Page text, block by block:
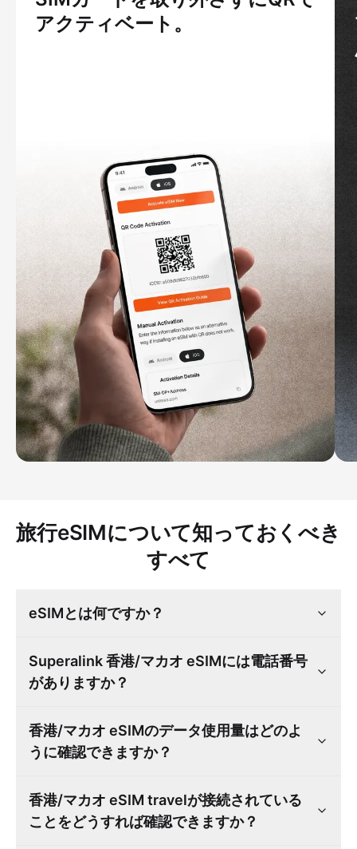
アクティベート。
旅行eSIMについて知っておくべき
すべて
eSIMとは何ですか？
Superalink 香港/マカオ eSIMには電話番号
がありますか？
香港/マカオ eSIMのデータ使用量はどのよ
うに確認できますか？
香港/マカオ eSIM travelが接続されている
ことをどうすれば確認できますか？